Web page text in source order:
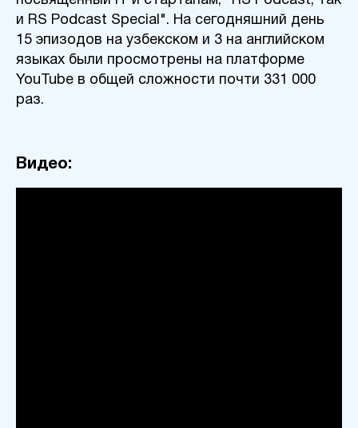
и RS Podcast Special". На сегодняшний день
15 эпизодов на узбекском и 3 на английском
языках были просмотрены на платформе
YouTube в общей сложности почти 331 000
раз.
Видео: